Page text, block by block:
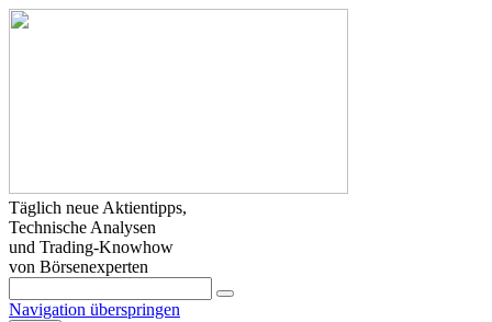
Täglich neue Aktientipps,
Technische Analysen
und Trading-Knowhow
von Börsenexperten
Navigation überspringen